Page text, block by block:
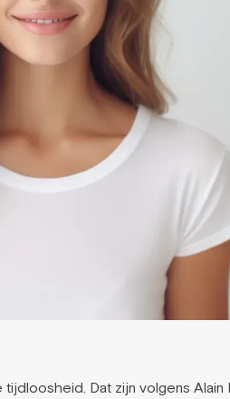
Dat zijn volgens Alain